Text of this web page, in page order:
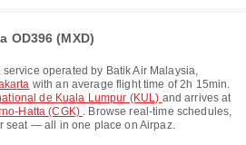
OD396 (MXD)
operated by Batik Air Malaysia,
with an average flight time of2h 15min.
de Kuala Lumpur (KUL) and arrives at
Hatta (CGK) . Browse real-time schedules,
seat — all in one place on Airpaz.